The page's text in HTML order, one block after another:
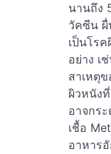
นานถึง
วัคซีน ผื่
เป็นโร
อย่าง เ
สาเหตุ
ผิวหนัง
อาจกร
เชื้อ
อาหาร